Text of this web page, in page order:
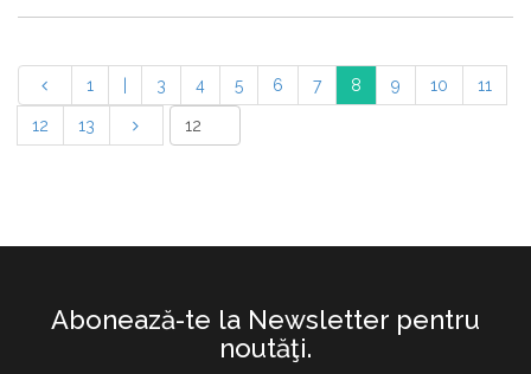
1 3 4 5 6 7 8 9 10 11
12 13
Abonează-te la Newsletter pentru
noutăţi.